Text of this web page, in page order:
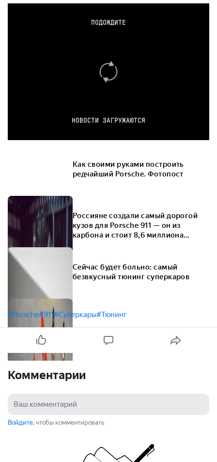
ПОДОЖДИТЕ
НОВОСТИ ЗАГРУЖАЮТСЯ
Как своими руками построить
редчайший Porsche. Фотопост
Россияне создали самый дорогой
кузов для Porsche 911 — он из
карбона и стоит 8,6 миллиона
Сейчас будет больно: самый
безвкусный тюнинг суперкаров
#Porsche#911#Суперкары#Тюнинг
Комментарии
Войдите, чтобы комментировать